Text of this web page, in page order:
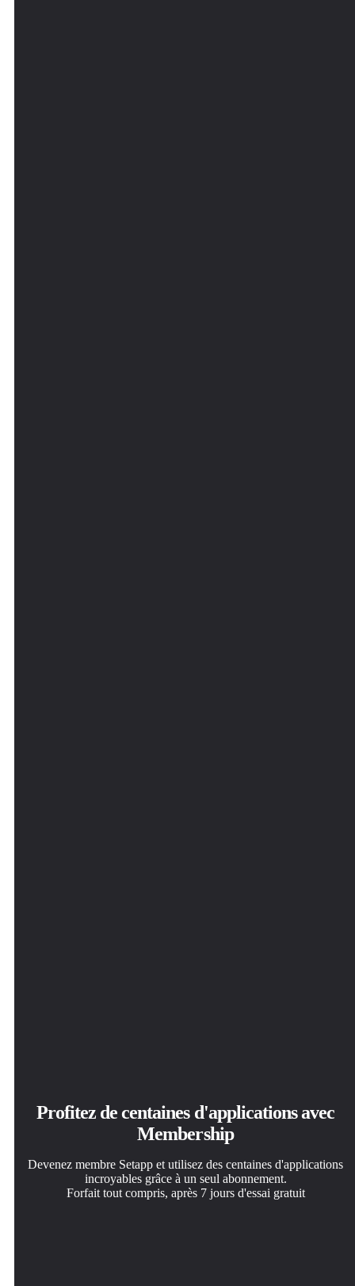
Profitez de centaines d'applications avec
Membership
Devenez membre Setapp et utilisez des centaines d'applications
incroyables grâce à un seul abonnement.
Forfait tout compris, après 7 jours d'essai gratuit